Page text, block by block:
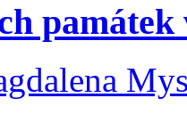
památek